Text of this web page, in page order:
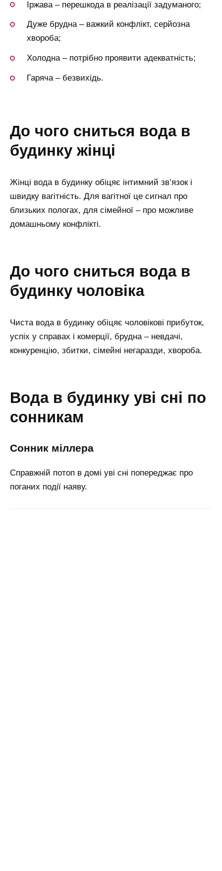
Іржава – перешкода в реалізації задуманого;
Дуже брудна – важкий конфлікт, серйозна
хвороба;
Холодна – потрібно проявити адекватність;
Гаряча – безвихідь.
до чого сниться вода в
будинку жінці
Жінці вода в будинку обіцяє інтимний зв’язок і
швидку вагітність. Для вагітної це сигнал про
близьких пологах, для сімейної – про можливе
домашньому конфлікті.
до чого сниться вода в
будинку чоловіка
Чиста вода в будинку обіцяє чоловікові прибуток,
успіх у справах і комерції, брудна – невдачі,
конкуренцію, збитки, сімейні негаразди, хвороба.
вода в будинку уві сні по
сонникам
сонник міллера
Справжній потоп в домі уві сні попереджає про
поганих події наяву.